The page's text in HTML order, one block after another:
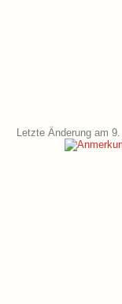
Letzte Änderung am